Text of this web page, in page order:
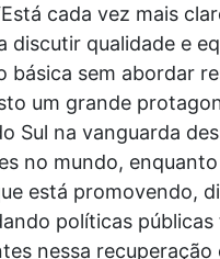
cada vez mais
discutir qualidade e
básica sem abordar
um grande
Sul na vanguarda
no mundo,
está promovendo,
políticas públicas
nessa recuperação